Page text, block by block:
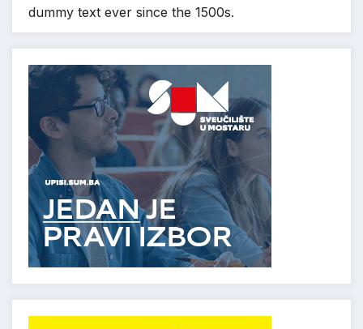
dummy text ever since the 1500s.